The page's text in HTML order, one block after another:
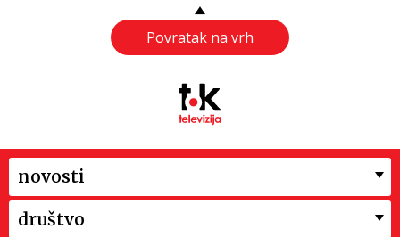
Povratak na vrh
novosti
društvo